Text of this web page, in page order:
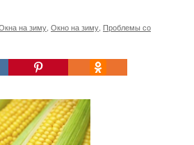
на зиму Окно на зиму Проблемы со